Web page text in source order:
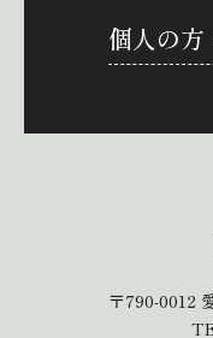
個人の方
〒790-0012